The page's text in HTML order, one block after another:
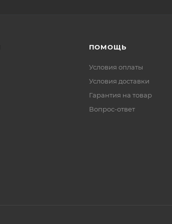
ПОМОЩЬ
Условия оплаты
Условия доставки
Гарантия на товар
Вопрос-ответ